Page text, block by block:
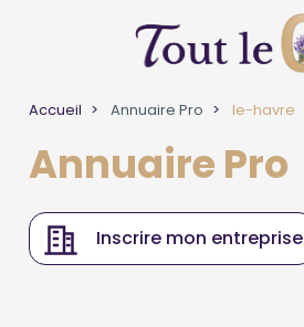
Accueil Annuaire Pro le-havre
Annuaire Pro
Inscrire mon entreprise